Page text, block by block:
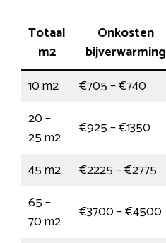
Totaal
m2
Onkosten
bijverwarming
10 m2
€705 – €740
20 –
25 m2
€925 – €1350
45 m2
€2225 – €2775
65 –
70 m2
€3700 – €4500